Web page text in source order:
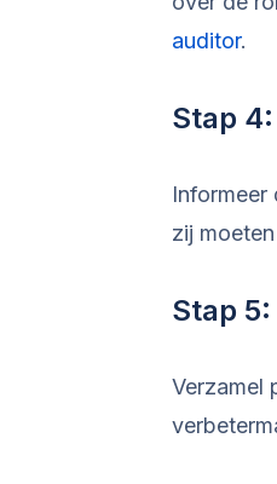
auditor.
Stap
zij
Stap
Verzamel